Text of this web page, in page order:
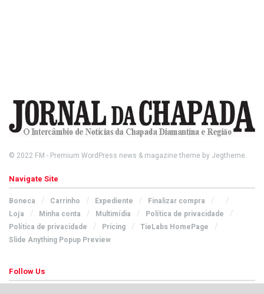
© 2022 FM - Premium WordPress news & magazine theme by Jegtheme.
Navigate Site
Boneca Carrinho Expediente
Finalizar compra
Loja
Minha conta Multimídia
Política de privacidade
Política de privacidade
Pricing
TieLabs HomePage
Slide Anything Popup Preview
Follow Us